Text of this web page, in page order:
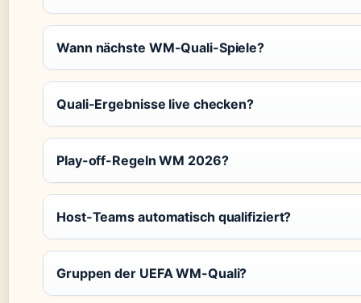
Wann nächste WM-Quali-Spiele?
Quali-Ergebnisse live checken?
Play-off-Regeln WM 2026?
Host-Teams automatisch qualifiziert?
Gruppen der UEFA WM-Quali?